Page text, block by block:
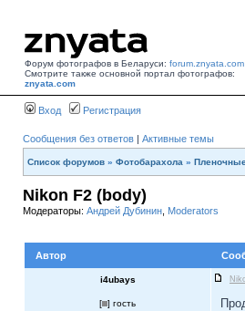
Форум фотографов в Беларуси: forum.znyata.com
Смотрите также основной портал фотографов:
znyata.com
Вход Регистрация
Сообщения без ответов | Активные темы
Список форумов » Фотобарахола »
Nikon F2 (body)
Модераторы: Андрей Дубинин Moderators
Автор
i4ubays
[ ] гость